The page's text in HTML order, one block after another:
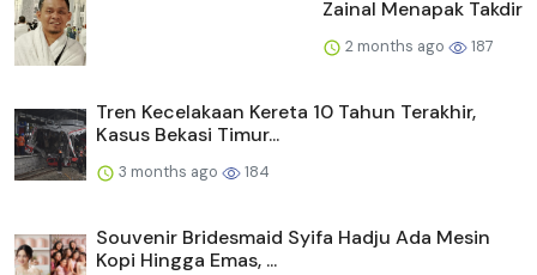
Zainal Menapak Takdir
2 months ago 187
Tren Kecelakaan Kereta 10 Tahun Terakhir,
Kasus Bekasi Timur...
3 months ago 184
Souvenir Bridesmaid Syifa Hadju Ada Mesin
Kopi Hingga Emas, ...